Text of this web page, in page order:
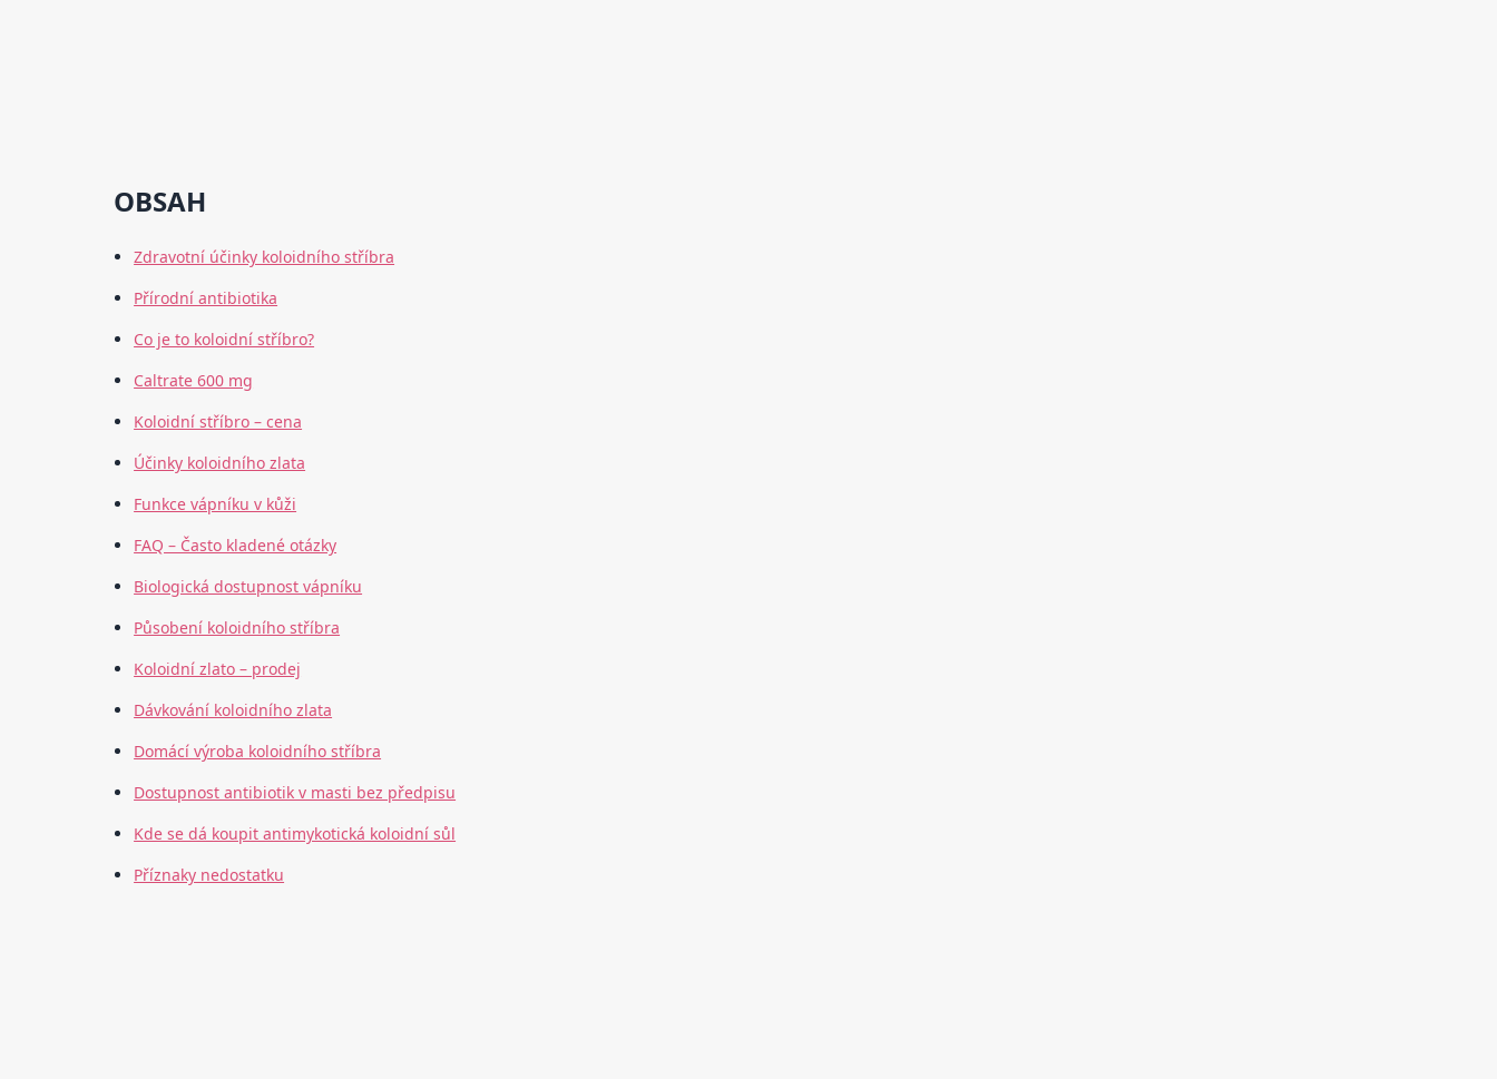
OBSAH
Zdravotní účinky koloidního stříbra
Přírodní antibiotika
Co je to koloidní stříbro?
Caltrate 600 mg
Koloidní stříbro – cena
Účinky koloidního zlata
Funkce vápníku v kůži
FAQ – Často kladené otázky
Biologická dostupnost vápníku
Působení koloidního stříbra
Koloidní zlato – prodej
Dávkování koloidního zlata
Domácí výroba koloidního stříbra
Dostupnost antibiotik v masti bez předpisu
Kde se dá koupit antimykotická koloidní sůl
Příznaky nedostatku